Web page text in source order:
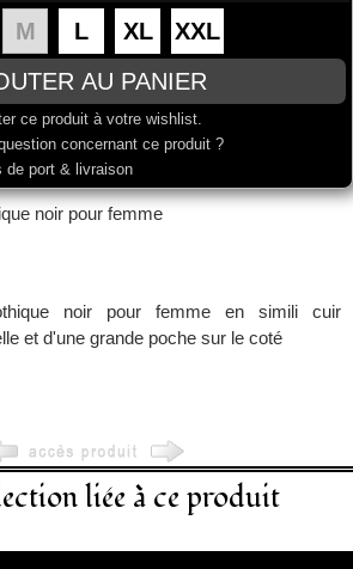
M L XL XXL
ce produit à votre wishlist.
concernant ce produit ?
port & livraison
noir pour femme
noir pour femme en simili cuir
et d'une grande poche sur le coté
liée à ce produit